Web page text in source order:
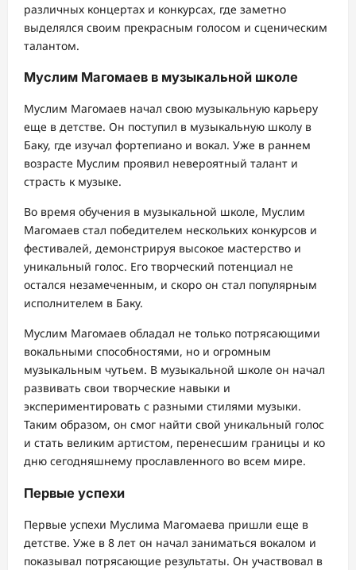
различных концертах и конкурсах, где заметно
выделялся своим прекрасным голосом и сценическим
талантом.
Муслим Магомаев в музыкальной школе
Муслим Магомаев начал свою музыкальную карьеру
еще в детстве. Он поступил в музыкальную школу в
Баку, где изучал фортепиано и вокал. Уже в раннем
возрасте Муслим проявил невероятный талант и
страсть к музыке.
Во время обучения в музыкальной школе, Муслим
Магомаев стал победителем нескольких конкурсов и
фестивалей, демонстрируя высокое мастерство и
уникальный голос. Его творческий потенциал не
остался незамеченным, и скоро он стал популярным
исполнителем в Баку.
Муслим Магомаев обладал не только потрясающими
вокальными способностями, но и огромным
музыкальным чутьем. В музыкальной школе он начал
развивать свои творческие навыки и
экспериментировать с разными стилями музыки.
Таким образом, он смог найти свой уникальный голос
и стать великим артистом, перенесшим границы и ко
дню сегодняшнему прославленного во всем мире.
Первые успехи
Первые успехи Муслима Магомаева пришли еще в
детстве. Уже в 8 лет он начал заниматься вокалом и
показывал потрясающие результаты. Он участвовал в